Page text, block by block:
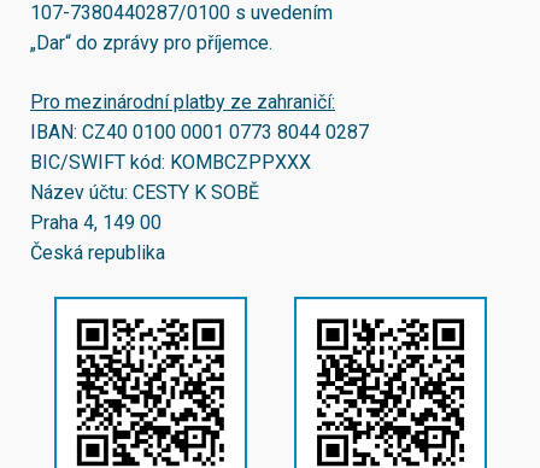
107-7380440287/0100 s uvedením
„Dar“ do zprávy pro příjemce.
Pro mezinárodní platby ze zahraničí:
IBAN: CZ40 0100 0001 0773 8044 0287
BIC/SWIFT kód: KOMBCZPPXXX
Název účtu: CESTY K SOBĚ
Praha 4, 149 00
Česká republika